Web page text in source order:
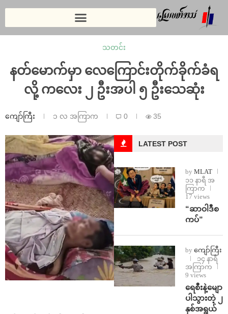
သတင်း
နတ်မောက်မှာ လေကြောင်းတိုက်ခိုက်ခံရ
လို့ ကလေး ၂ ဦးအပါ ၅ ဦးသေဆုံး
ကျော်ကြီး ၁ လ အကြာက 0 35
LATEST POST
by MLAT
၁၁ နာရီ အ
ကြာက
17 views
“ဆာဝါဒီစ
ကပ်”
by ကျော်ကြီး
၁၄ နာရီ
အကြာက
9 views
ရေစီးနဲ့မျော
ပါသွားတဲ့ ၂
နှစ်အရွယ်